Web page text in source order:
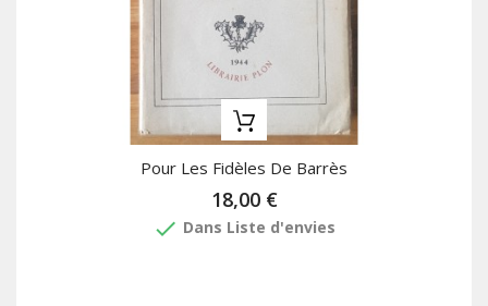
Pour Les Fidèles De Barrès
18,00 €
done Dans Liste d'envies